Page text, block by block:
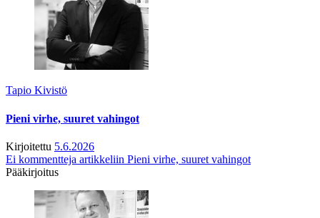
Tapio Kivistö
Pieni virhe, suuret vahingot
Kirjoitettu 5.6.2026
Ei kommentteja artikkeliin Pieni virhe, suuret vahingot
Pääkirjoitus